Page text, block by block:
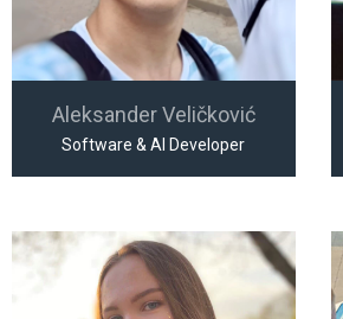
Aleksander Veličković
Software & AI Developer